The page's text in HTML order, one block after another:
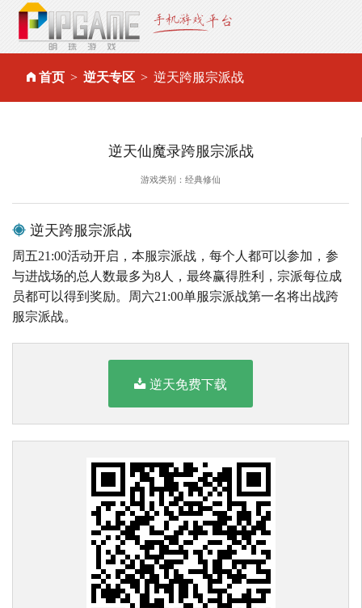
首页 逆天专区 逆天跨服宗派战
逆天仙魔录跨服宗派战
游戏类别：经典修仙
逆天跨服宗派战
周五21:00活动开启，本服宗派战，每个人都可以参加，参
与进战场的总人数最多为8人，最终赢得胜利，宗派每位成
员都可以得到奖励。周六21:00单服宗派战第一名将出战跨
服宗派战。
逆天免费下载